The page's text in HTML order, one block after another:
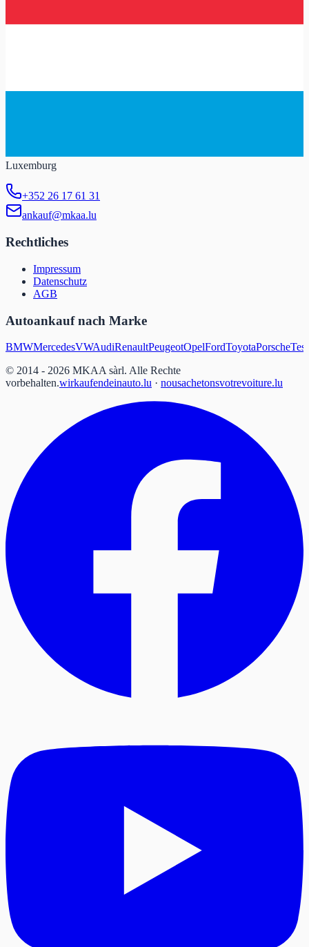
Luxemburg
+352 26 17 61 31
ankauf@mkaa.lu
Rechtliches
Impressum
Datenschutz
AGB
Autoankauf nach Marke
BMWMercedesVWAudiRenaultPeugeotOpelFordToyotaPorsche
© 2014 - 2026 MKAA sàrl. Alle Rechte
vorbehalten.wirkaufendeinauto.lu · nousachetonsvotrevoiture.lu